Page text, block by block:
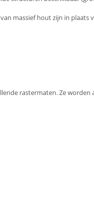
massief hout zijn in plaats
rastermaten. Ze